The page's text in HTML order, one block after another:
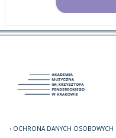
OCHRONA DANYCH OSOBOWYCH